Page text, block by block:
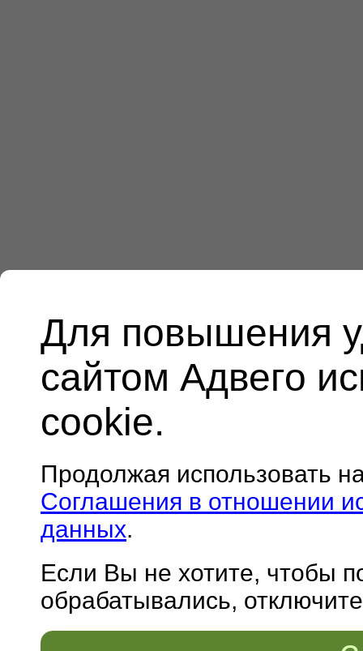
Для повышения
сайтом Адвего
cookie.
Продолжая использовать
Соглашения в отношении
данных.
Если Вы не хотите, чтобы
обрабатывались,